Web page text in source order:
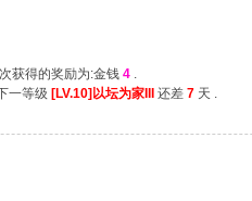
获得的奖励为:金钱4 .
一等级 [LV.10]以坛为家III 还差7 天 .